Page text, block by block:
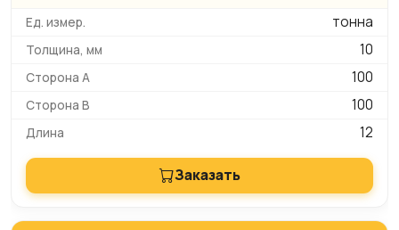
тонна
10
100
100
12
Заказать